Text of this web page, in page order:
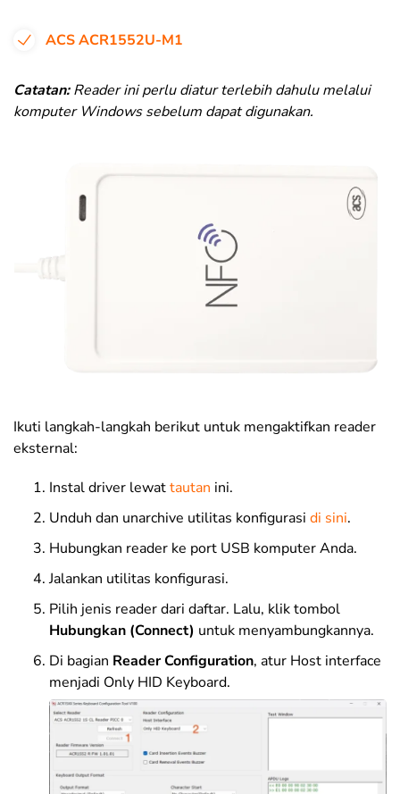
ACS ACR1552U-M1
Catatan:Reader ini perlu diatur terlebih dahulu melalui
komputer Windows sebelum dapat digunakan.
Ikuti langkah-langkah berikut untuk mengaktifkan reader
eksternal:
Instal driver lewattautan ini.
Unduh dan unarchive utilitas konfigurasi di sini.
Hubungkan reader ke port USB komputer Anda.
Jalankan utilitas konfigurasi.
Pilih jenis reader dari daftar. Lalu, klik tombol
Hubungkan (Connect) untuk menyambungkannya.
Di bagian Reader Configuration, atur Host interface
menjadi Only HID Keyboard.